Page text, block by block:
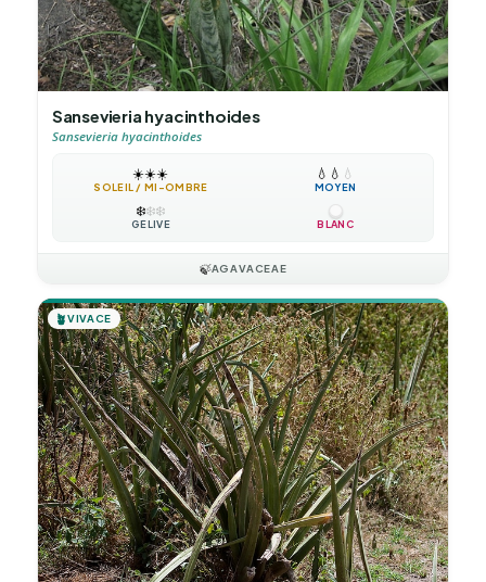
Sansevieria hyacinthoides
Sansevieria hyacinthoides
☀️☀️☀️
SOLEIL / MI-OMBRE
💧 💧 💧
MOYEN
❄️❄️❄️
GÉLIVE BLANC
🍃AGAVACEAE
🪴VIVACE